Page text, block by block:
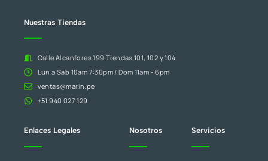
blanco.
Nuestras Tiendas
Calle Alcanfores 199 Tiendas 101, 102 y 104
Lun a Sab 10am 7:30pm / Dom 11am - 6pm
ventas@marin.pe
+51 940 027 129
Enlaces Legales Nosotros Servicios